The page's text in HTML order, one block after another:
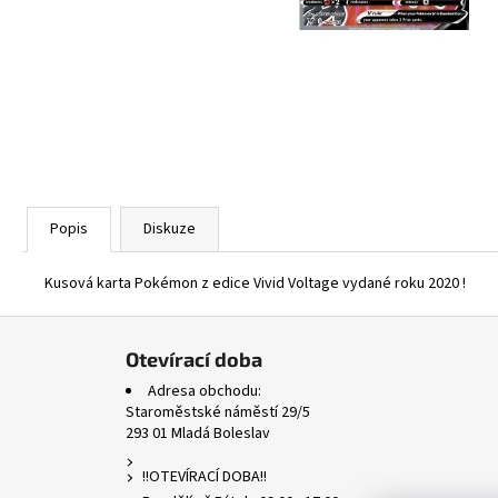
Popis Diskuze
Kusová karta Pokémon z edice Vivid Voltage vydané roku 2020 !
Otevírací doba
Adresa obchodu:
Staroměstské náměstí 29/5
293 01 Mladá Boleslav
!!OTEVÍRACÍ DOBA!!